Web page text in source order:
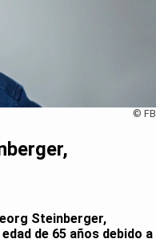
©
Steinberger,
de 65 años debido a